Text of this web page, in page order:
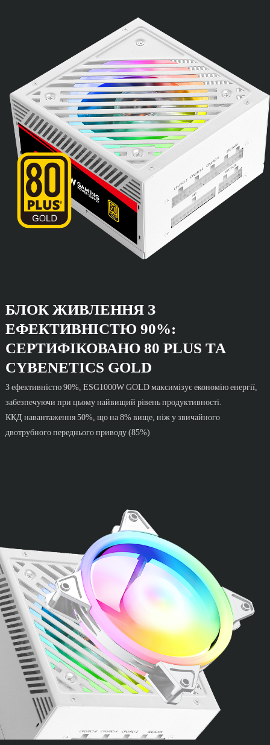
БЛОК ЖИВЛЕННЯ З
ЕФЕКТИВНІСТЮ 90%:
СЕРТИФІКОВАНО 80 PLUS ТА
CYBENETICS GOLD
З ефективністю 90%, ESG1000W GOLD максимізує економію енергії,
забезпечуючи при цьому найвищий рівень продуктивності.
ККД навантаження 50%, що на 8% вище, ніж у звичайного
двотрубного переднього приводу (85%)